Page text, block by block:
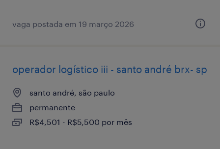
vaga postada em 19 março 2026
operador logístico iii - santo andré brx- sp
santo andré, são paulo
permanente
R$4,501 - R$5,500 por mês